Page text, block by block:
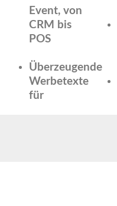
Event, von
CRM bis
POS
Überzeugende
Werbetexte
für